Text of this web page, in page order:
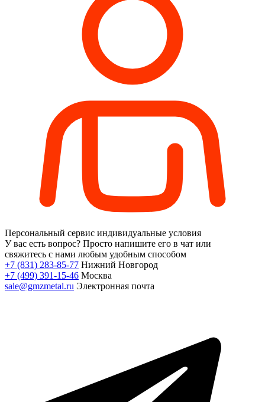
Персональный сервис индивидуальные условия
У вас есть вопрос? Просто напишите его в чат или
свяжитесь с нами любым удобным способом
+7 (831) 283-85-77 Нижний Новгород
+7 (499) 391-15-46 Москва
sale@gmzmetal.ru Электронная почта